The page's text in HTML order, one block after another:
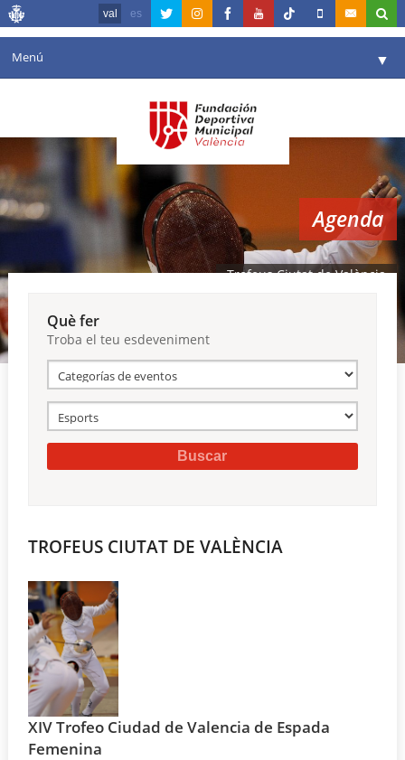
val es
Menú ▼
Agenda
Instal·lacions ▼
Comunicació ▼
▼
Reserves
Agenda
Trofeus Ciutat de València
Què fer
Troba el teu esdeveniment
TROFEUS CIUTAT DE VALÈNCIA
XIV Trofeo Ciudad de Valencia de Espada
Femenina